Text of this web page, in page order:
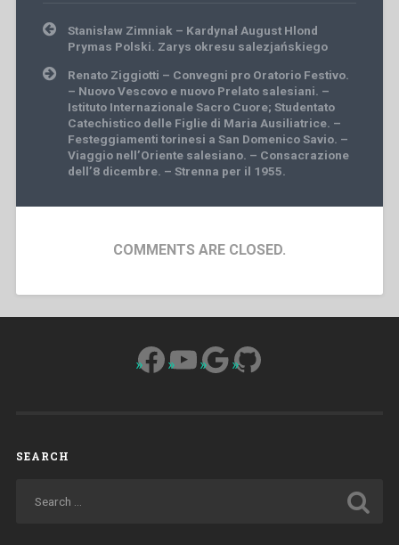
Post
navigation
Stanisław Zimniak – Kardynał August Hlond
Prymas Polski. Zarys okresu salezjańskiego
Renato Ziggiotti – Convegni pro Oratorio Festivo.
– Nuovo Vescovo e nuovo Prelato salesiani. –
Istituto Internazionale Sacro Cuore; Studentato
Catechistico delle Figlie di Maria Ausiliatrice. –
Festeggiamenti torinesi a San Domenico Savio. –
Viaggio nell’Oriente salesiano. – Consacrazione
dell’8 dicembre. – Strenna per il 1955.
COMMENTS ARE CLOSED.
Facebook
YouTube
Google
GitHub
SEARCH